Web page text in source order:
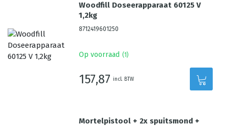
Woodfill Doseerapparaat 60125 V
1,2kg
8712419601250
Op voorraad (1 )
157,87 incl. BTW
Mortelpistool + 2x spuitsmond +